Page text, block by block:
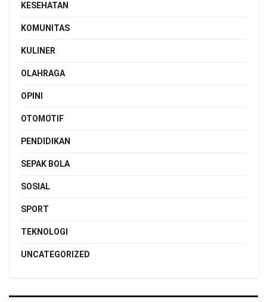
KESEHATAN
KOMUNITAS
KULINER
OLAHRAGA
OPINI
OTOMOTIF
PENDIDIKAN
SEPAK BOLA
SOSIAL
SPORT
TEKNOLOGI
UNCATEGORIZED